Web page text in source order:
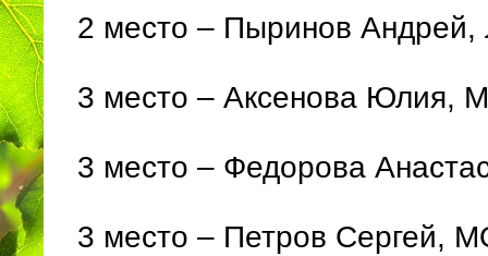
2 место – Пыринов
3 место – Аксенова Юлия,
3 место – Федорова
3 место – Петров Сергей,